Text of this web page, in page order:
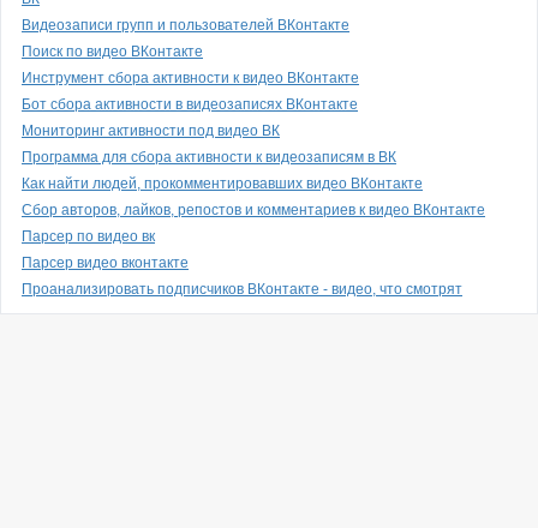
Видеозаписи групп и пользователей ВКонтакте
Поиск по видео ВКонтакте
Инструмент сбора активности к видео ВКонтакте
Бот сбора активности в видеозаписях ВКонтакте
Мониторинг активности под видео ВК
Программа для сбора активности к видеозаписям в ВК
Как найти людей, прокомментировавших видео ВКонтакте
Сбор авторов, лайков, репостов и комментариев к видео ВКонтакте
Парсер по видео вк
Парсер видео вконтакте
Проанализировать подписчиков ВКонтакте - видео, что смотрят